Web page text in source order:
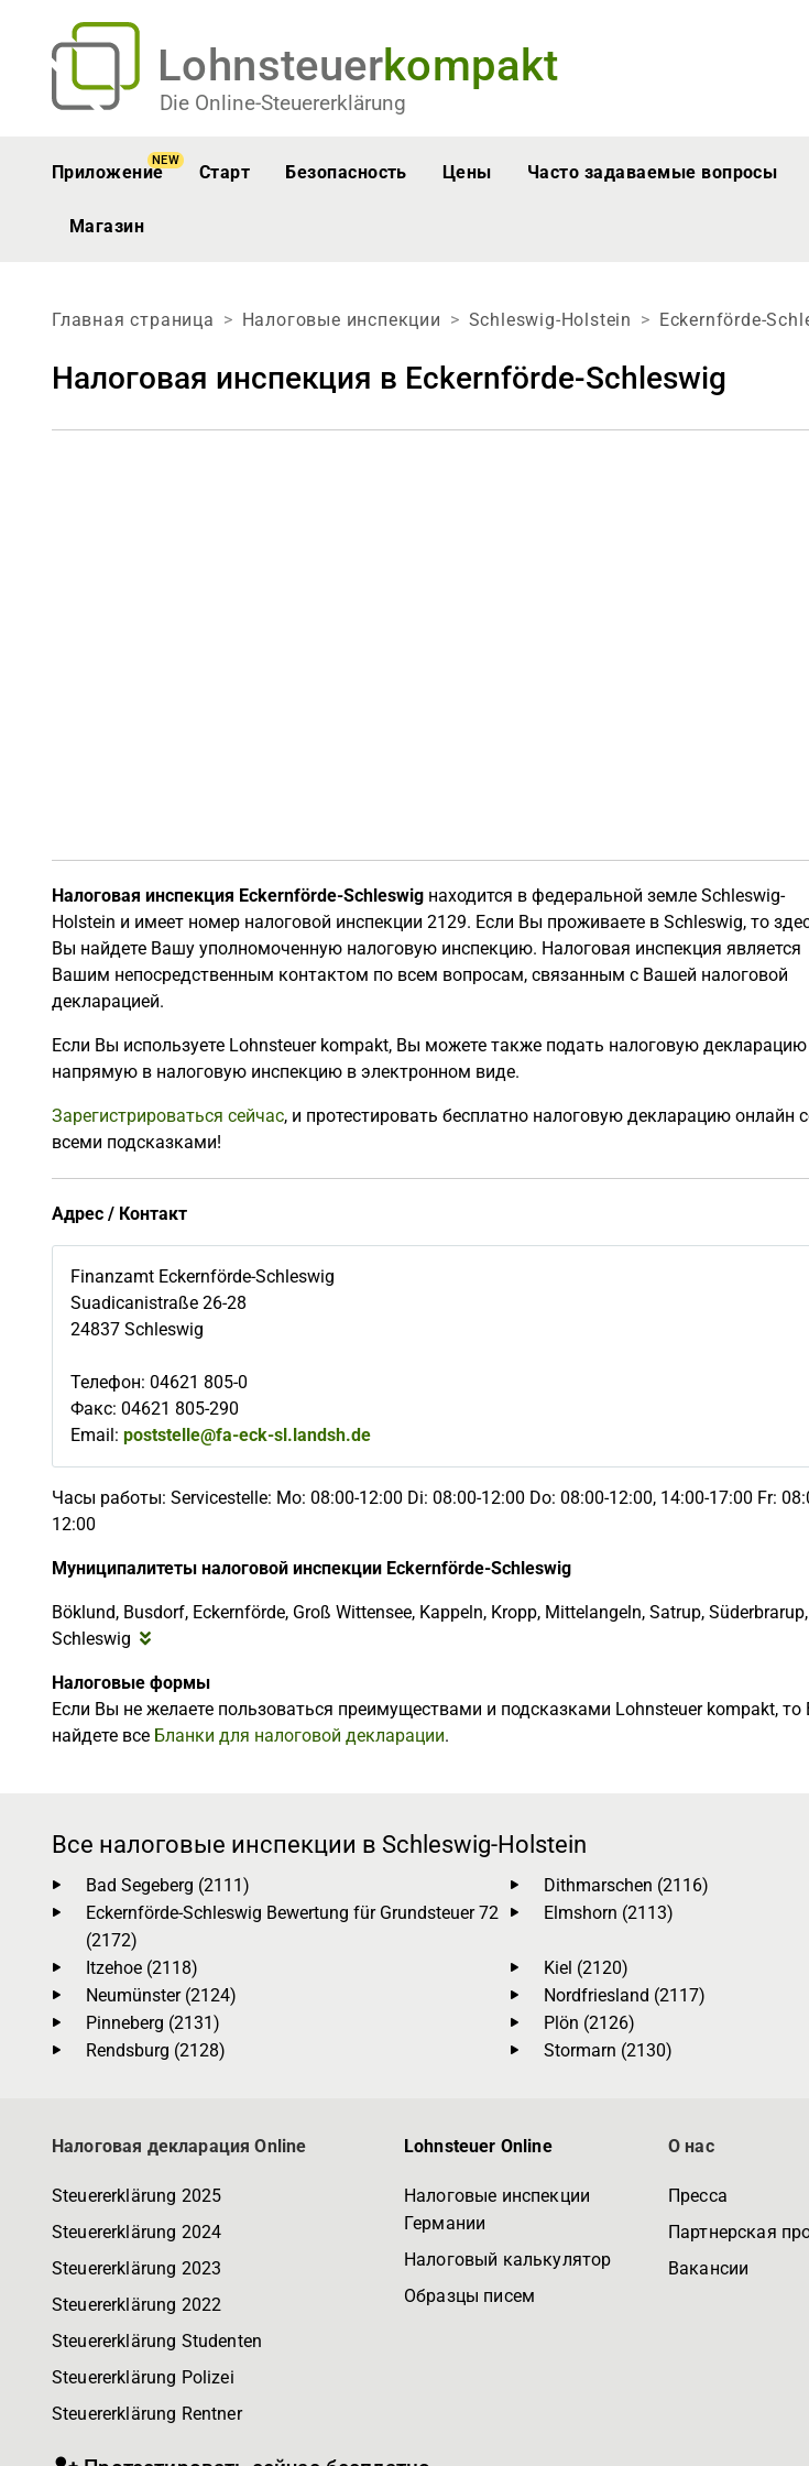
Lohnsteuerkompakt
Die Online-Steuererklärung
Приложение
NEW
Старт Безопасность Цены Часто задаваемые вопросы
Магазин
Главная страница Налоговые инспекции Schleswig-Holstein Eckernförde-
Налоговая инспекция в Eckernförde-Schleswig
Налоговая инспекция Eckernförde-Schleswig находится в федеральной земле Schleswig-
Holstein и имеет номер налоговой инспекции 2129. Если Вы проживаете в Schleswig, то
Вы найдете Вашу уполномоченную налоговую инспекцию. Налоговая инспекция является
Вашим непосредственным контактом по всем вопросам, связанным с Вашей налоговой
декларацией.
Если Вы используете Lohnsteuer kompakt, Вы можете также подать налоговую декларацию
напрямую в налоговую инспекцию в электронном виде.
Зарегистрироваться сейчас, и протестировать бесплатно налоговую декларацию онлайн
всеми подсказками!
Адрес / Контакт
Finanzamt Eckernförde-Schleswig
Suadicanistraße 26-28
24837 Schleswig
Телефон: 04621 805-0
Факс: 04621 805-290
Email: poststelle@fa-eck-sl.landsh.de
Часы работы: Servicestelle: Mo: 08:00-12:00 Di: 08:00-12:00 Do: 08:00-12:00, 14:00-17:00 Fr:
12:00
Муниципалитеты налоговой инспекции Eckernförde-Schleswig
Böklund, Busdorf, Eckernförde, Groß Wittensee, Kappeln, Kropp, Mittelangeln, Satrup, Süderbrarup,
Schleswig
Налоговые формы
Если Вы не желаете пользоваться преимуществами и подсказками Lohnsteuer kompakt, то
найдете все Бланки для налоговой декларации.
Все налоговые инспекции в Schleswig-Holstein
Bad Segeberg (2111) Dithmarschen (2116)
Eckernförde-Schleswig Bewertung für Grundsteuer 72
(2172)
Elmshorn (2113)
Itzehoe (2118) Kiel (2120)
Neumünster (2124)
Nordfriesland (2117)
Pinneberg (2131)
Plön (2126)
Rendsburg (2128)
Stormarn (2130)
Налоговая декларация Online
Steuererklärung 2025
Steuererklärung 2024
Steuererklärung 2023
Steuererklärung 2022
Steuererklärung Studenten
Steuererklärung Polizei
Steuererklärung Rentner
Lohnsteuer Online
Налоговые инспекции
Германии
Налоговый калькулятор
Образцы писем
О нас
Пресса
Партнерская
Вакансии